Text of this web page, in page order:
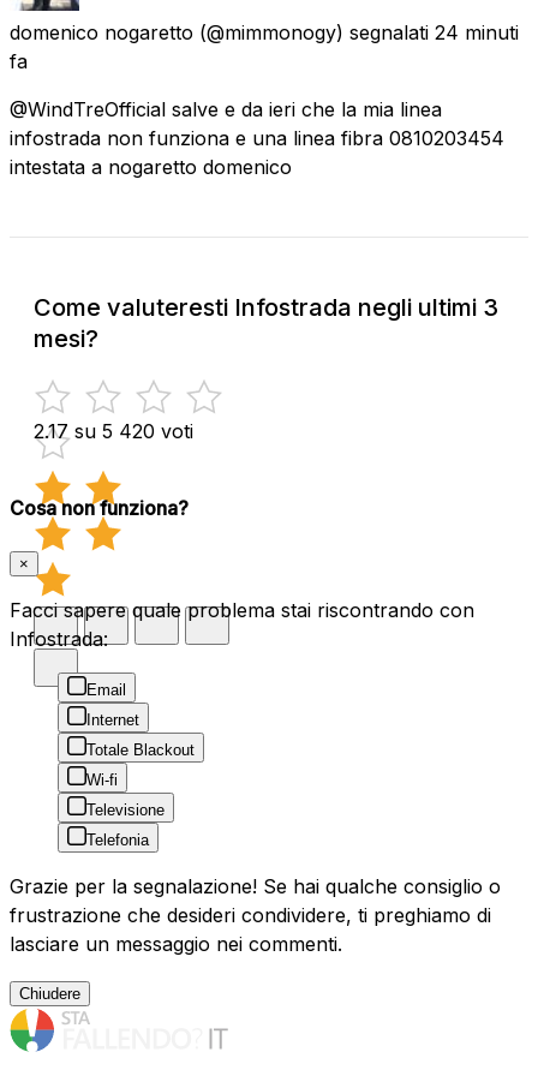
domenico nogaretto (@mimmonogy) segnalati 24 minuti
fa
@WindTreOfficial salve e da ieri che la mia linea
infostrada non funziona e una linea fibra 0810203454
intestata a nogaretto domenico
Come valuteresti Infostrada negli ultimi 3
mesi?
2.17 su 5 420 voti
Cosa non funziona?
×
Facci sapere quale problema stai riscontrando con
Infostrada:
Email
Internet
Totale Blackout
Wi-fi
Televisione
Telefonia
Grazie per la segnalazione! Se hai qualche consiglio o
frustrazione che desideri condividere, ti preghiamo di
lasciare un messaggio nei commenti.
Chiudere